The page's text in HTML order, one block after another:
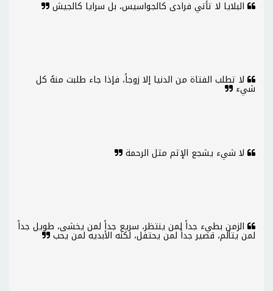
البلايا لا تأتي فرادى كالجواسيس، بل سرايا كالجيش
لا تطلب الفتاة من الدنيا إلا زوجاً، فإذا جاء طلبت منهُ كل
شيء
لا شيء يشجع الإثم مثل الرحمة
الزمن بطيء جداً لمن ينتظر، سريع جداً لمن يخشى، طويل جداً
لمن يتألم، قصير جداً لمن يحتفل، لكنه الأبديه لمن يحب